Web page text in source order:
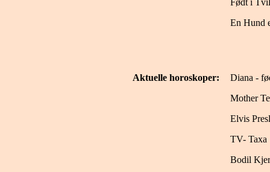
Født i
En Hund
Aktuelle horoskoper:
Diana -
Mother
Elvis
TV- Taxa
Bodil Kjer